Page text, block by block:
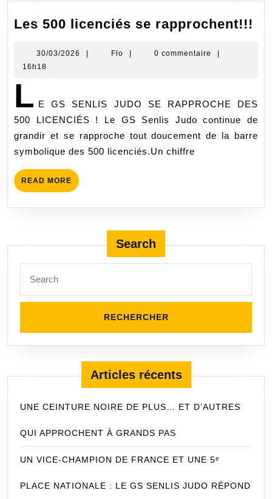
Les 500 licenciés se rapprochent!!!
30/03/2026 Flo 0 commentaire
16h18
L E GS SENLIS JUDO SE RAPPROCHE DES
500 LICENCIÉS ! Le GS Senlis Judo continue de
grandir et se rapproche tout doucement de la barre
symbolique des 500 licenciés.Un chiffre
READ MORE
Search
Articles récents
UNE CEINTURE NOIRE DE PLUS… ET D’AUTRES
QUI APPROCHENT À GRANDS PAS
UN VICE-CHAMPION DE FRANCE ET UNE 5ᵉ
PLACE NATIONALE : LE GS SENLIS JUDO RÉPOND